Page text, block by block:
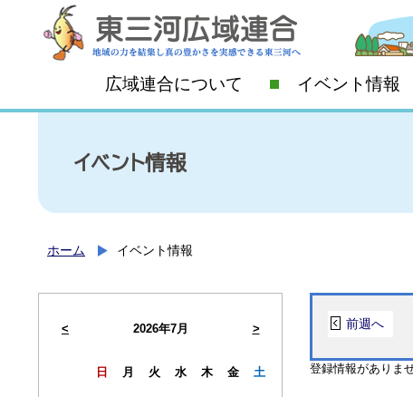
広域連合について イベント情報
イベント情報
ホーム イベント情報
< 2026年7月 >
日 月 火 水 木 金 土
前週へ
登録情報がありま